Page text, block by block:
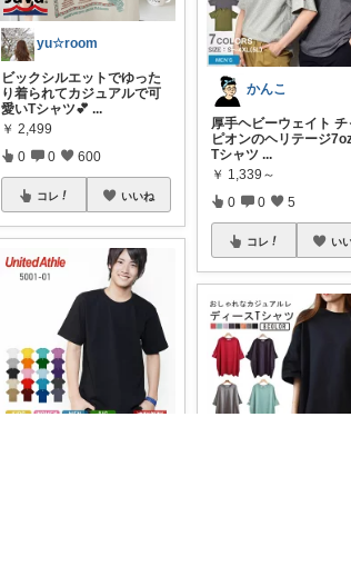
yu☆room
ビックシルエットでゆった
り着られてカジュアルで可
愛いTシャツ💕 ...
￥ 2,499
0 0 600
コレ いいね
かんこ
厚手ヘビーウェイト チ
ピオンのヘリテージ
Tシャツ ...
￥ 1,339～
0 0 5
コレ い